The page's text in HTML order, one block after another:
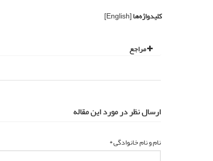
کلیدواژه‌ها[English]
مراجع
ارسال نظر در مورد این مقاله
نام و نام خانوادگی *